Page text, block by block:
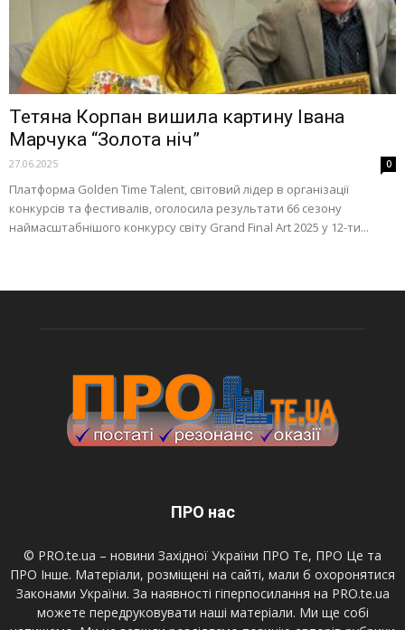
Тетяна Корпан вишила картину Івана
Марчука “Золота ніч”
27.06.2025 0
Платформа Golden Time Talent, світовий лідер в організації
конкурсів та фестивалів, оголосила результати 66 сезону
наймасштабнішого конкурсу світу Grand Final Art 2025 у 12-ти...
ПРО нас
© PRO.te.ua – новини Західної України ПРО Те, ПРО Це та
ПРО Інше. Матеріали, розміщені на сайті, мали б охоронятися
Законами України. За наявності гіперпосилання на PRO.te.ua
можете передруковувати наші матеріали. Ми ще собі